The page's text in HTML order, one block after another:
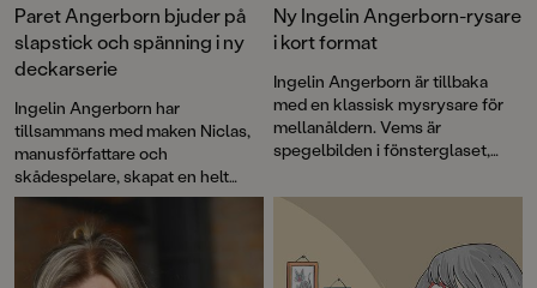
Paret Angerborn bjuder på
slapstick och spänning i ny
deckarserie
Ingelin Angerborn har
tillsammans med maken Niclas,
manusförfattare och
skådespelare, skapat en helt
ny deckarserie: "Världens
sämsta detektiver". Den första
boken i serien,
händerna
, bjuder på fniss, knas,
Ny Ingelin Angerborn-rysare
i kort format
Ingelin Angerborn är tillbaka
med en klassisk mysrysare för
mellanåldern. Vems är
spegelbilden i fönsterglaset,
glänt och vad är det för märkliga
illustrationerna är signerade Lina